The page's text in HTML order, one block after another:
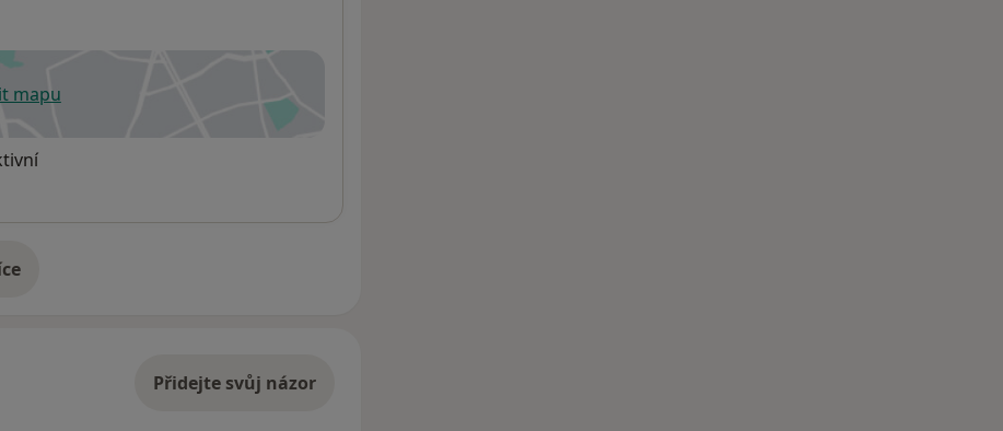
mapu
se otevře v nové záložce
o adrese
Přidejte svůj názor